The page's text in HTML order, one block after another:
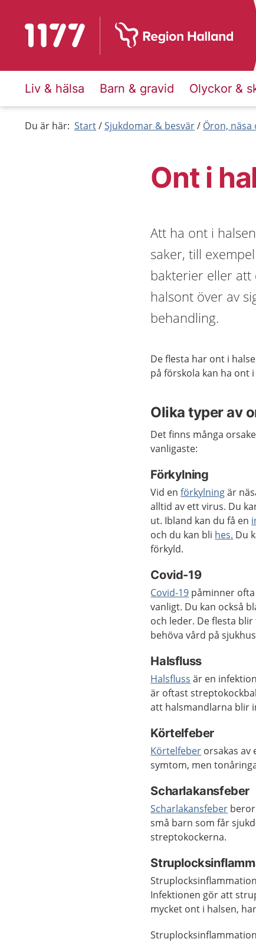
Till startsidan för 1177
Liv & hälsa Barn & gravid Olyckor &
Du är här: Start Sjukdomar & besvär Öron, näsa
Ont i
Att ha ont i
saker, till
bakterier eller
halsont över av
behandling.
De flesta har ont i
på förskola kan ha ont
Olika typer av
Det finns många
vanligaste:
Förkylning
Vid enförkylningär
alltid av ett virus. Du
ut. Ibland kan du få en
och du kan bli hes. Du
förkyld.
Covid-19
Covid-19 påminner
vanligt. Du kan också
och leder. De flesta
behöva vård på
Halsfluss
Halsfluss är en
är oftast
att halsmandlarna blir
Körtelfeber
Körtelfeber orsakas av
symtom, men
Scharlakansfeber
Scharlakansfeber
små barn som får
streptokockerna.
Infektionen gör att
mycket ont i halsen,